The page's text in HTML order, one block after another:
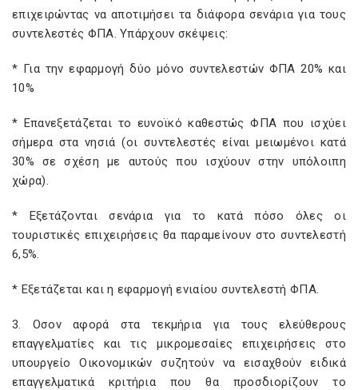
επιχειρώντας να αποτιμήσει τα διάφορα σενάρια για τους
συντελεστές ΦΠΑ. Υπάρχουν σκέψεις:
* Για την εφαρμογή δύο μόνο συντελεστών ΦΠΑ 20% και
10%
* Επανεξετάζεται το ευνοϊκό καθεστώς ΦΠΑ που ισχύει
σήμερα στα νησιά (οι συντελεστές είναι μειωμένοι κατά
30% σε σχέση με αυτούς που ισχύουν στην υπόλοιπη
χώρα).
* Εξετάζονται σενάρια για το κατά πόσο όλες οι
τουριστικές επιχειρήσεις θα παραμείνουν στο συντελεστή
6,5%.
* Εξετάζεται και η εφαρμογή ενιαίου συντελεστή ΦΠΑ.
3. Οσον αφορά στα τεκμήρια για τους ελεύθερους
επαγγελματίες και τις μικρομεσαίες επιχειρήσεις στο
υπουργείο Οικονομικών συζητούν να εισαχθούν ειδικά
επαγγελματικά κριτήρια που θα προσδιορίζουν το